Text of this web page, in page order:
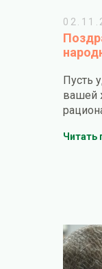
Пусть
вашей
Читать